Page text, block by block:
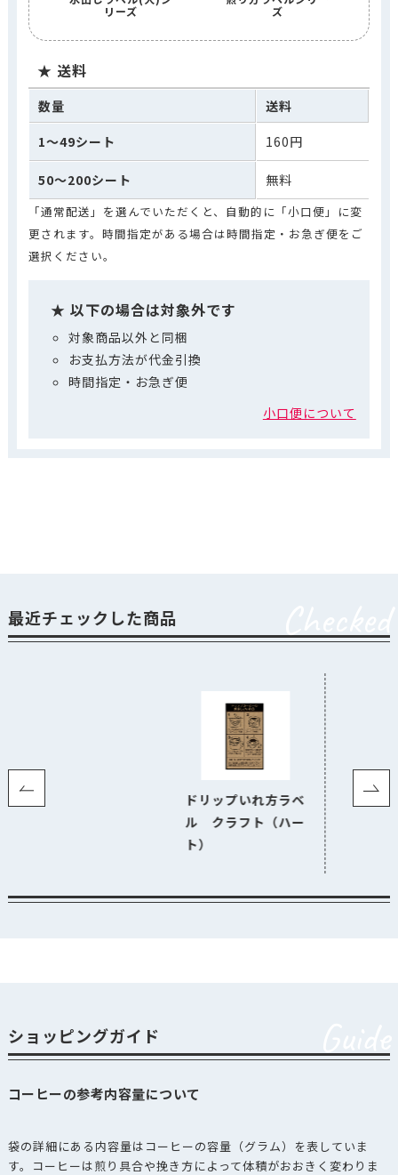
リーズ
ズ
送料
数量
送料
1～49シート
160円
50～200シート 無料
「通常配送」を選んでいただくと、自動的に「小口便」に変
更されます。時間指定がある場合は時間指定・お急ぎ便をご
選択ください。
以下の場合は対象外です
対象商品以外と同梱
お支払方法が代金引換
時間指定・お急ぎ便
小口便について
最近チェックした商品
ドリップいれ方ラベ
ル クラフト（ハー
ト）
ショッピングガイド
コーヒーの参考内容量について
袋の詳細にある内容量はコーヒーの容量（グラム）を表していま
す。コーヒーは煎り具合や挽き方によって体積がおおきく変わりま